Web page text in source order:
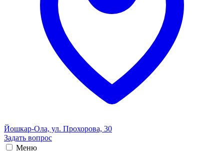
Йошкар-Ола, ул. Прохорова, 30
Задать вопрос
Меню